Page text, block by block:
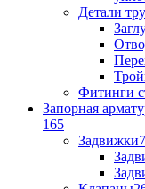
Детали
Фитинги
Запорная
165
Задвижки7